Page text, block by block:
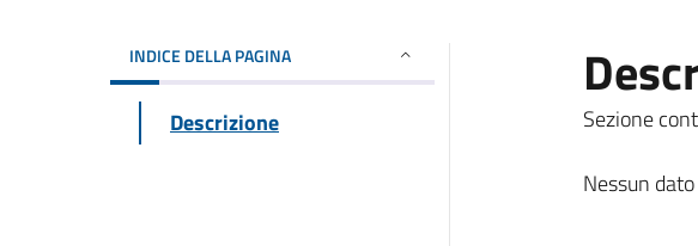
INDICE DELLA PAGINA
Descrizione
Sezione
Nessun